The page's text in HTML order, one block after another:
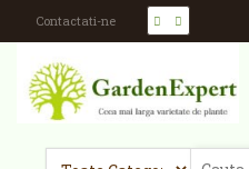
Contactati-ne